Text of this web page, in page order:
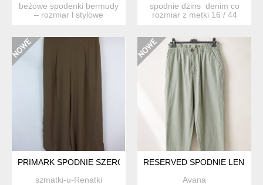
beżowe spodenki bermudy
– rozmiar l stylowe
spodnie dżins denim co
rozmiar z metki 16 / 44
PRIMARK SPODNIE SZEROKIE PROSTE PALAZZO OLIWKA
szmatki-u-Renatki
RESERVED SPODNIE LEN
Avana